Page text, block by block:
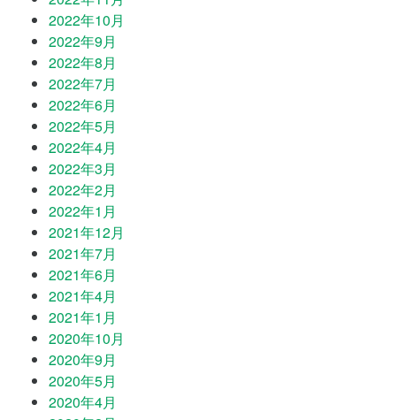
2022年10月
2022年9月
2022年8月
2022年7月
2022年6月
2022年5月
2022年4月
2022年3月
2022年2月
2022年1月
2021年12月
2021年7月
2021年6月
2021年4月
2021年1月
2020年10月
2020年9月
2020年5月
2020年4月